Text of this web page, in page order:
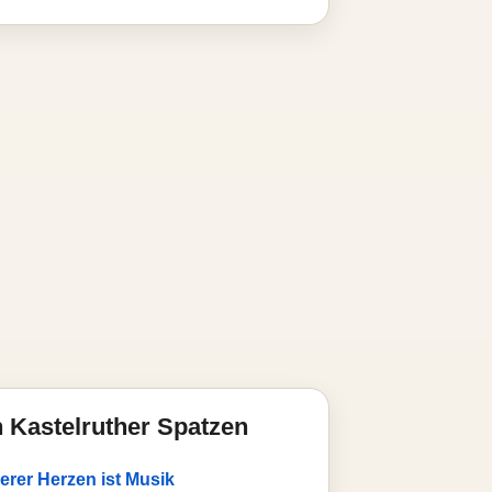
Kastelruther Spatzen
Herzen ist Musik